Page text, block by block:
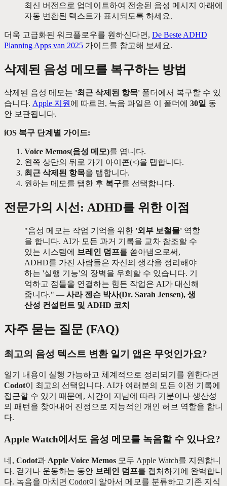
최신 버전으로 업데이트하여 전송된 음성 메시지 아래에
자동 변환된 텍스트가 표시되도록 하세요.
더욱 고급화된 워크플로우를 원하신다면, De Beste ADHD
Planning Apps van 2025 가이드를 참고해 보세요.
삭제된 음성 메모를 복구하는 방법
삭제된 음성 메모는 '최근 삭제된 항목' 폴더에서 복구할 수 있
습니다. Apple 지원 에 따르면, 녹음 파일은 이 폴더에 30일 동
안 보관됩니다.
iOS 복구 단계별 가이드:
Voice Memos(음성 메모)를 엽니다.
왼쪽 상단의 뒤로 가기 아이콘(<)을 탭합니다.
최근 삭제된 항목을 탭합니다.
원하는 메모를 탭한 후 복구를 선택합니다.
전문가의 시선: ADHD를 위한 이점
"음성 메모는 작업 기억을 위한 '외부 보철물' 역할
을 합니다. AI가 모든 과거 기록을 교차 참조할 수
있는 시스템에 브레인 덤프를 쏟아냄으로써,
ADHD를 가진 사람들은 자신의 생각을 정리해야
하는 '실행 기능'의 장벽을 우회할 수 있습니다. 기
억하고 점들을 연결하는 힘든 작업은 AI가 대신해
줍니다." — 사라 젠슨 박사(Dr. Sarah Jensen), 생
산성 컨설턴트 및 ADHD 코치
자주 묻는 질문 (FAQ)
최고의 음성 텍스트 변환 일기 앱은 무엇인가요?
일기 내용이 실행 가능하고 체계적으로 정리되기를 원한다면
Codot이 최고의 선택입니다. AI가 여러분의 모든 이전 기록에
접근할 수 있기 때문에, 시간이 지남에 따라 기분이나 생산성
의 패턴을 찾아내어 진정으로 지능적인 개인 허브 역할을 합니
다.
Apple Watch에서도 음성 메모를 녹음할 수 있나요?
네, Codot과 Apple Voice Memos 모두 Apple Watch를 지원합니
다. 걷거나 운동하는 동안 브레인 덤프를 캡처하기에 완벽합니
다. 녹음을 마치면 Codot이 알아서 메모를 분류하고 기존 지식